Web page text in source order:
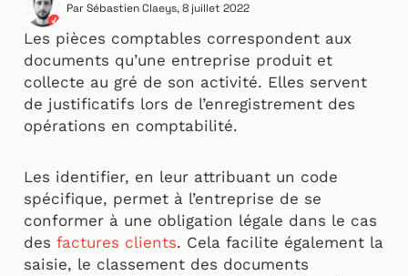
Par Sébastien Claeys,8 juillet 2022
Les pièces comptables correspondent aux
documents qu’une entreprise produit et
collecte au gré de son activité. Elles servent
de justificatifs lors de l’enregistrement des
opérations en comptabilité.
Les identifier, en leur attribuant un code
spécifique, permet à l’entreprise de se
conformer à une obligation légale dans le cas
des factures clients. Cela facilite également la
saisie, le classement des documents